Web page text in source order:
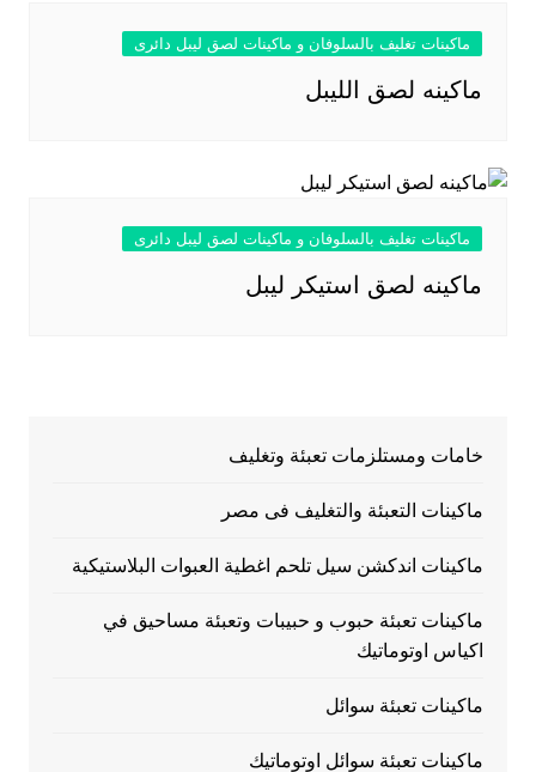
ماكينات تغليف بالسلوفان و ماكينات لصق ليبل دائرى
ماكينه لصق الليبل
ماكينات تغليف بالسلوفان و ماكينات لصق ليبل دائرى
ماكينه لصق استيكر ليبل
خامات ومستلزمات تعبئة وتغليف
ماكينات التعبئة والتغليف فى مصر
ماكينات اندكشن سيل تلحم اغطية العبوات البلاستيكية
ماكينات تعبئة حبوب و حبيبات وتعبئة مساحيق في
اكياس اوتوماتيك
ماكينات تعبئة سوائل
ماكينات تعبئة سوائل اوتوماتيك